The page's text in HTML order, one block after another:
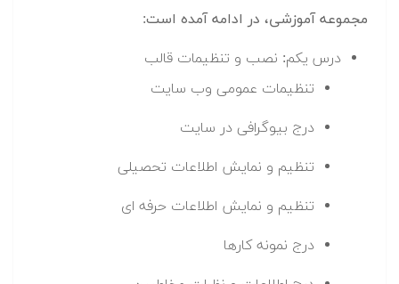
مجموعه آموزشی، در ادامه آمده است:
درس یکم: نصب و تنظیمات قالب
تنظیمات عمومی وب سایت
درج بیوگرافی در سایت
تنظیم و نمایش اطلاعات تحصیلی
تنظیم و نمایش اطلاعات حرفه ای
درج نمونه کارها